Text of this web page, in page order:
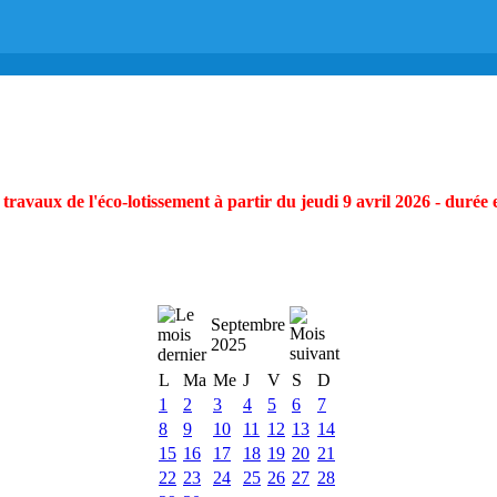
de l'éco-lotissement à partir du jeudi 9 avril 2026 - durée
Septembre
2025
L
Ma Me J V S
D
1
2 3 4 5 6
7
8
9 10 11 12 13 14
15 16 17 18 19 20 21
22 23 24 25 26 27 28